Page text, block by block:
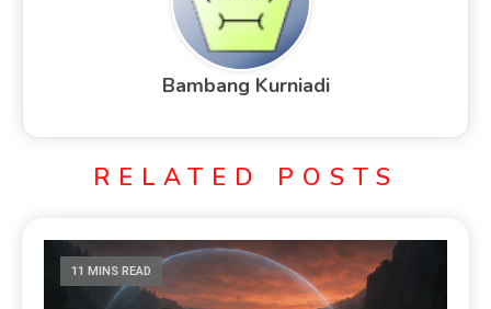
Bambang Kurniadi
RELATED POSTS
11 MINS READ